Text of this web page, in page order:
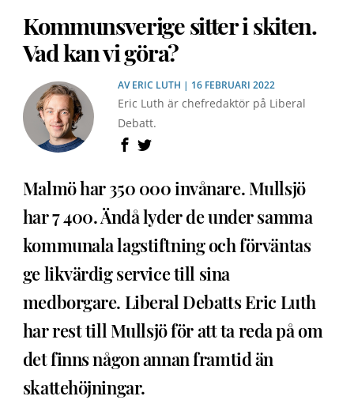
Kommunsverige sitter i skiten.
Vad kan vi göra?
AVERIC LUTH | 16 FEBRUARI 2022
Eric Luth är chefredaktör på Liberal
Debatt.
Malmö har 350 000 invånare. Mullsjö
har 7 400. Ändå lyder de under samma
kommunala lagstiftning och förväntas
ge likvärdig service till sina
medborgare. Liberal Debatts Eric Luth
har rest till Mullsjö för att ta reda på om
det finns någon annan framtid än
skattehöjningar.